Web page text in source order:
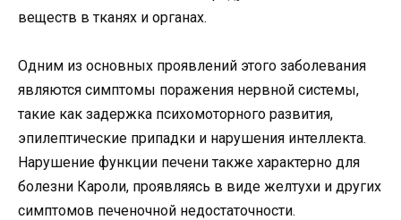
веществ в тканях и органах.
Одним из основных проявлений этого заболевания
являются симптомы поражения нервной системы,
такие как задержка психомоторного развития,
эпилептические припадки и нарушения интеллекта.
Нарушение функции печени также характерно для
болезни Кароли, проявляясь в виде желтухи и других
симптомов печеночной недостаточности.